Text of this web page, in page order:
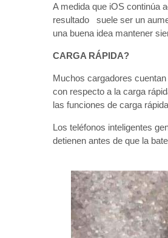
A medida que iOS continúa
resultado suele ser un
una buena idea mantener
CARGA RÁPIDA?
Muchos cargadores
con respecto a la carga
las funciones de carga
Los teléfonos inteligentes
detienen antes de que la